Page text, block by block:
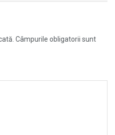
Câmpurile obligatorii sunt